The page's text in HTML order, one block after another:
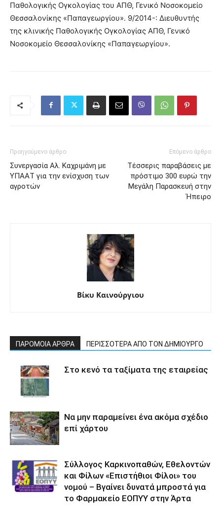
Παθολογικής Ογκολογίας του ΑΠΘ, Γενικό Νοσοκομείο
Θεσσαλονίκης «Παπαγεωργίου». 9/2014-: Διευθυντής
της κλινικής Παθολογικής Ογκολογίας ΑΠΘ, Γενικό
Νοσοκομείο Θεσσαλονίκης «Παπαγεωργίου».
Προηγούμενο άρθρο
Συνεργασία Αλ. Καχριμάνη με
ΥΠΑΑΤ για την ενίσχυση των
αγροτών
Επόμενο άρθρο
Τέσσερις παραβάσεις με
πρόστιμο 300 ευρώ την
Μεγάλη Παρασκευή στην
Ήπειρο
Βίκυ Καινούργιου
ΠΑΡΟΜΟΙΑ ΑΡΘΡΑ ΠΕΡΙΣΣΟΤΕΡΑ ΑΠΟ ΤΟΝ ΔΗΜΙΟΥΡΓΟ
Στο κενό τα ταξίματα της εταιρείας
Να μην παραμείνει ένα ακόμα σχέδιο
επί χάρτου
Σύλλογος Καρκινοπαθών, Εθελοντών
και Φίλων «Επιστήθιοι Φίλοι» του
νομού – Βγαίνει δυνατά μπροστά για
το Φαρμακείο ΕΟΠΥΥ στην Άρτα